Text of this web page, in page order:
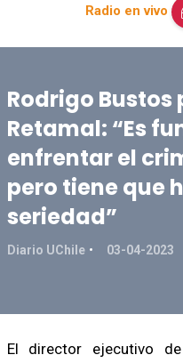
Radio en vivo
Rodrigo
Retamal: “Es
enfrentar el
pero tiene que
seriedad”
Diario UChile 03-04-2023
El director ejecutivo